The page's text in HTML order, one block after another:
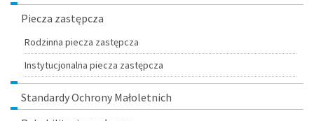
Piecza zastępcza
Rodzinna piecza zastępcza
Instytucjonalna piecza zastępcza
Standardy Ochrony Małoletnich